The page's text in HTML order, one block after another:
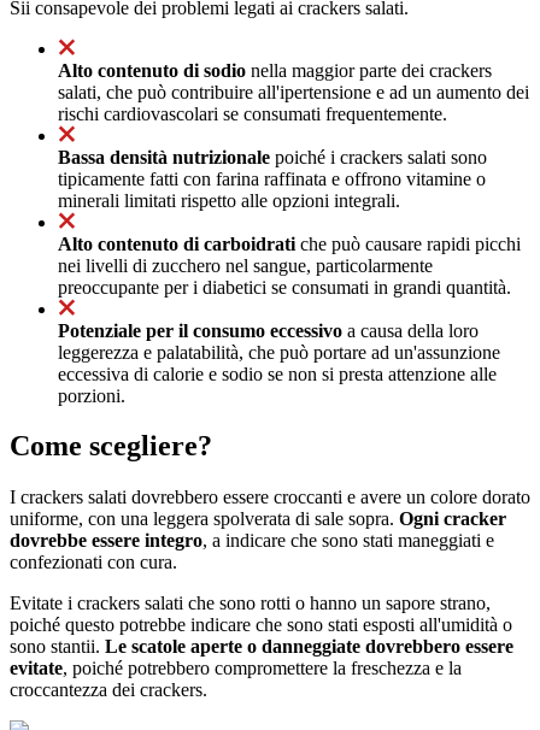
Sii consapevole dei problemi legati ai crackers salati.
Alto contenuto di sodio nella maggior parte dei crackers
salati, che può contribuire all'ipertensione e ad un aumento dei
rischi cardiovascolari se consumati frequentemente.
Bassa densità nutrizionale poiché i crackers salati sono
tipicamente fatti con farina raffinata e offrono vitamine o
minerali limitati rispetto alle opzioni integrali.
Alto contenuto di carboidrati che può causare rapidi picchi
nei livelli di zucchero nel sangue, particolarmente
preoccupante per i diabetici se consumati in grandi quantità.
Potenziale per il consumo eccessivo a causa della loro
leggerezza e palatabilità, che può portare ad un'assunzione
eccessiva di calorie e sodio se non si presta attenzione alle
porzioni.
Come scegliere?
I crackers salati dovrebbero essere croccanti e avere un colore dorato
uniforme, con una leggera spolverata di sale sopra. Ogni cracker
dovrebbe essere integro, a indicare che sono stati maneggiati e
confezionati con cura.
Evitate i crackers salati che sono rotti o hanno un sapore strano,
poiché questo potrebbe indicare che sono stati esposti all'umidità o
sono stantii. Le scatole aperte o danneggiate dovrebbero essere
evitate, poiché potrebbero compromettere la freschezza e la
croccantezza dei crackers.